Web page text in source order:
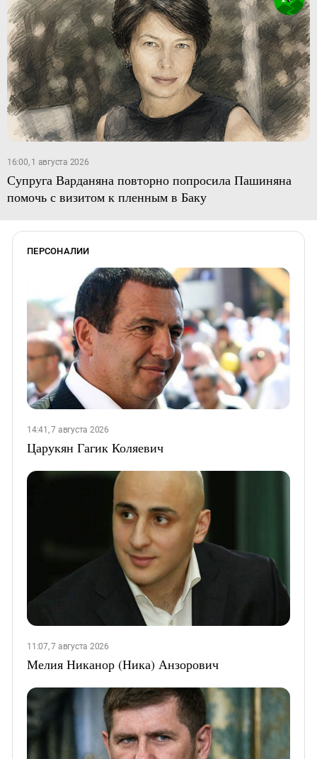
16:00, 1 августа 2026
Супруга Варданяна повторно попросила Пашиняна
помочь с визитом к пленным в Баку
ПЕРСОНАЛИИ
14:41, 7 августа 2026
Царукян Гагик Коляевич
11:07, 7 августа 2026
Мелия Никанор (Ника) Анзорович